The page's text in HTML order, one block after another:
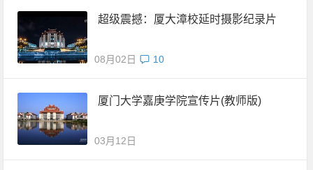
超级震撼：厦大漳校延时摄影纪录片
08月02日 10
厦门大学嘉庚学院宣传片(教师版)
03月12日